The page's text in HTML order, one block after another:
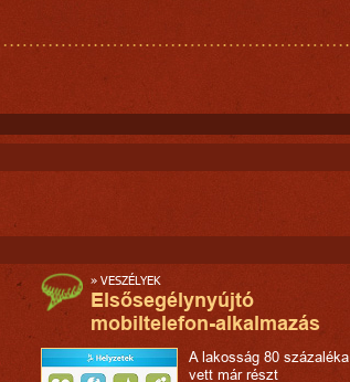
» VESZÉLYEK
Elsősegélynyújtó
mobiltelefon-alkalmazás
A lakosság 80 százaléka
vett már részt